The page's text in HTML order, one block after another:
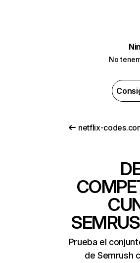
No
netflix-
Prueba el
de Semrush